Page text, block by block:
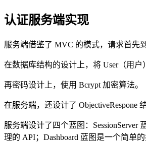
认证服务端实现
服务端借鉴了 MVC 的模式，请求首先
在数据库结构的设计上，将 User（用户
再密码设计上，使用 Bcrypt 加密算法。
在服务端，还设计了 ObjectiveRespone
服务端设计了四个蓝图：
理的 API；Dashboard 蓝图是一个简单